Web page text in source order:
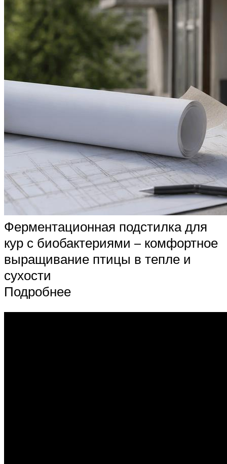
Ферментационная подстилка для
кур с биобактериями – комфортное
выращивание птицы в тепле и
сухости
Подробнее